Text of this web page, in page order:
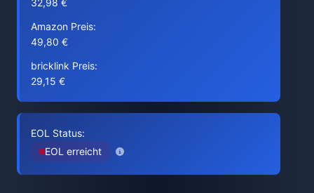
32,98 €
Amazon Preis:
49,80 €
bricklink Preis:
29,15 €
EOL Status:
EOL erreicht